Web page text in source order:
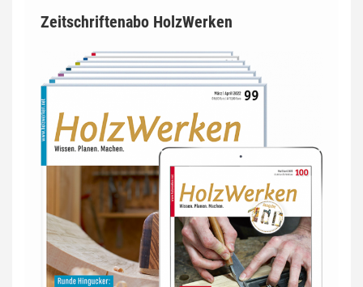
Zeitschriftenabo HolzWerken